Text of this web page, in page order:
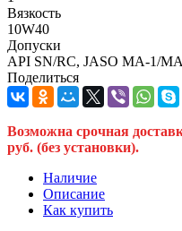
Вязкость
10W40
Допуски
API SN/RC, JASO MA-1/
Поделиться
Возможна срочная
руб. (без установки).
Наличие
Описание
Как купить